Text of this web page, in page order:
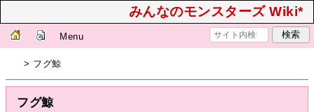
みんなのモンスターズ Wiki*
Menu
> フグ鯨
フグ鯨